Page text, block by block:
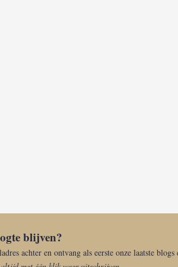
blijven?
achter en ontvang als eerste onze laatste